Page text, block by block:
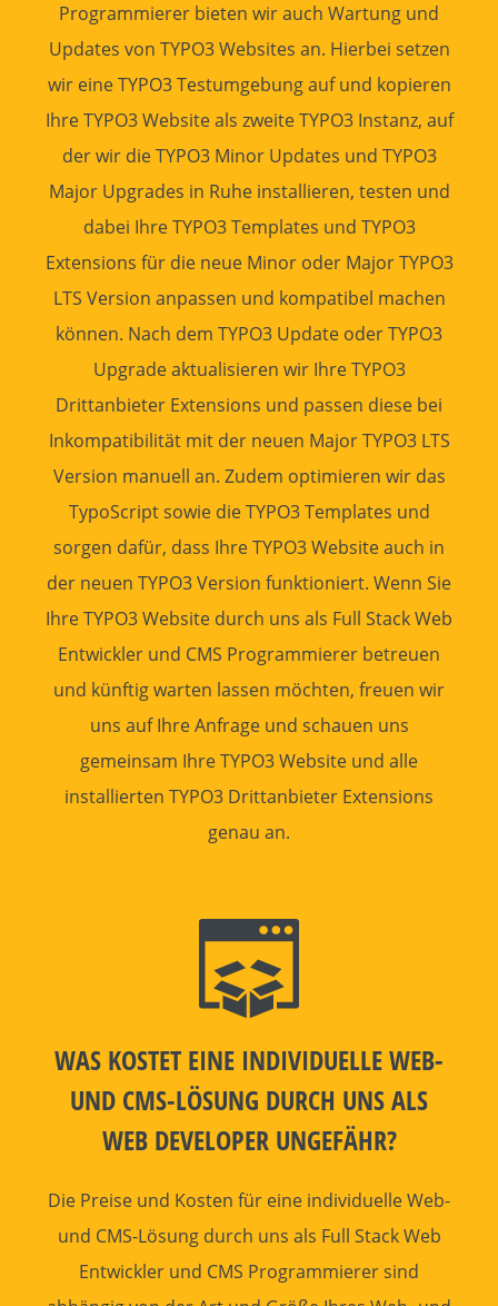
Programmierer bieten wir auch Wartung und
Updates von TYPO3 Websites an. Hierbei setzen
wir eine TYPO3 Testumgebung auf und kopieren
IhreTYPO3 Websiteals zweite TYPO3 Instanz, auf
der wir dieTYPO3 Minor Updates und TYPO3
Major Upgrades in Ruhe installieren, testen und
dabei IhreTYPO3 Templates und TYPO3
Extensions für die neue Minor oder Major TYPO3
LTS Version anpassen und kompatibel machen
können. Nach dem TYPO3 Update oderTYPO3
Upgradeaktualisieren wir Ihre TYPO3
Drittanbieter Extensions und passen diese bei
Inkompatibilität mit der neuen Major TYPO3 LTS
Version manuell an. Zudem optimieren wir das
TypoScript sowie dieTYPO3 Templates und
sorgen dafür, dass IhreTYPO3 Websiteauch in
der neuen TYPO3 Version funktioniert. Wenn Sie
IhreTYPO3 Website durch uns als Full StackWeb
Entwickler und CMS Programmierer betreuen
und künftig warten lassen möchten, freuen wir
uns auf IhreAnfrageund schauen uns
gemeinsam IhreTYPO3 Website und alle
installierten TYPO3 Drittanbieter Extensions
genau an.
WAS KOSTET EINE INDIVIDUELLE WEB-
UND CMS-LÖSUNG DURCH UNS ALS
WEB DEVELOPER UNGEFÄHR?
Die Preise und Kosten für eine individuelle Web-
und CMS-Lösung durch uns als Full StackWeb
Entwickler und CMS Programmierersind